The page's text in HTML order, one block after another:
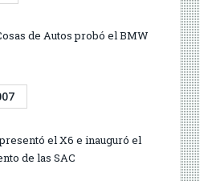
de Autos probó el BMW
el X6 e inauguró el
de las SAC